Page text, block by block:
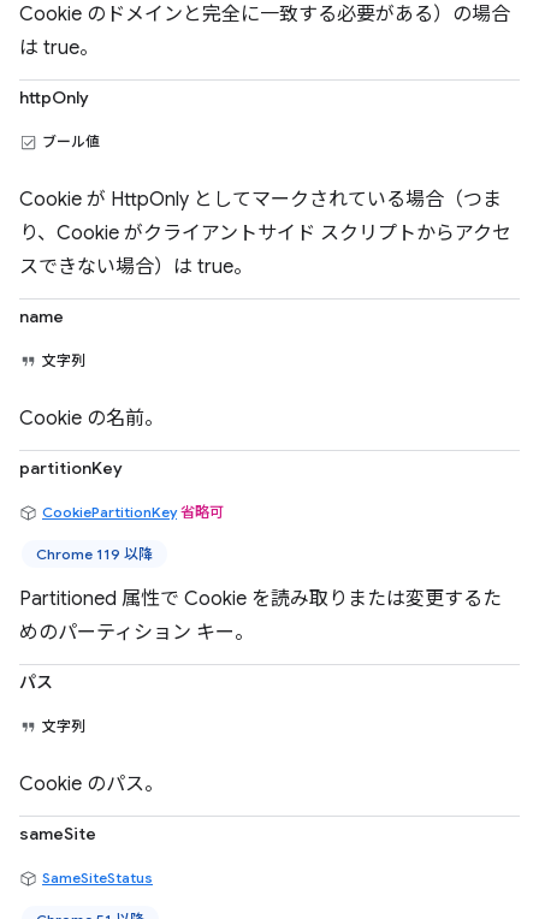
Cookie のドメインと完全に一致する必要がある）の場合
は true。
httpOnly
ブール値
Cookie が HttpOnly としてマークされている場合（つま
り、Cookie がクライアントサイド スクリプトからアクセ
スできない場合）は true。
name
文字列
Cookie の名前。
partitionKey
CookiePartitionKey 省略可
Chrome 119 以降
Partitioned 属性で Cookie を読み取りまたは変更するた
めのパーティション キー。
パス
文字列
Cookie のパス。
sameSite
SameSiteStatus